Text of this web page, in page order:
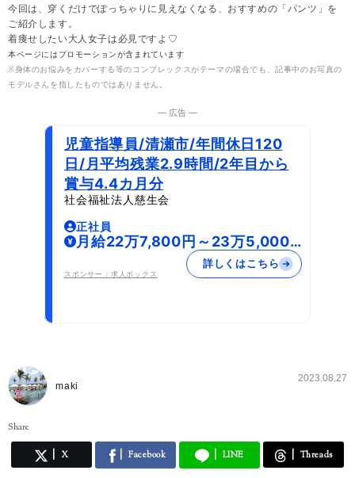
今回は、穿くだけでぽっちゃりに見えなくなる、おすすめの「パンツ」を
ご紹介します。
着痩せしたい大人女子は必見ですよ♡
本ページにはプロモーションが含まれています
※身体のお悩みをカバーする等のコンプレックスがテーマの場合でも、記事中のお写真の
モデルさんを指したものではありません。
― 広告 ―
児童指導員/清瀬市/年間休日120
日/月平均残業2.9時間/2年目から
賞与4.4カ月分
社会福祉法人慈生会
正社員
月給22万7,800円～23万5,000
スポンサー：求人ボックス
詳しくはこちら
maki
2023.08.27
Share
X Facebook LINE Threads